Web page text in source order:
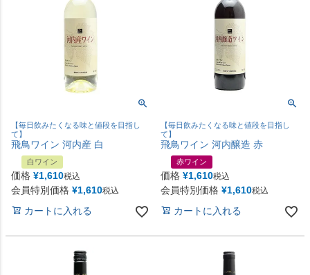
【毎日飲みたくなる味と値段を目指し
て】
飛鳥ワイン 河内産 白
白ワイン
価格 ¥1,610税込
会員特別価格 ¥1,610税込
カートに入れる
【毎日飲みたくなる味と値段を目指し
て】
飛鳥ワイン 河内醸造 赤
赤ワイン
価格 ¥1,610税込
会員特別価格 ¥1,610税込
カートに入れる